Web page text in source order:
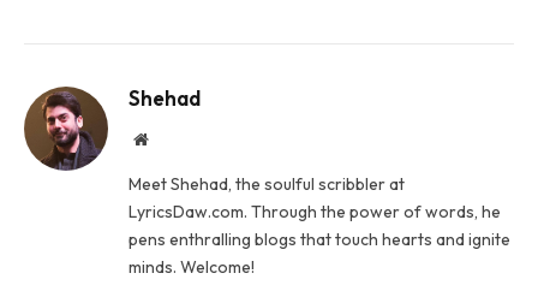
Shehad
Website
Meet Shehad, the soulful scribbler at
LyricsDaw.com. Through the power of words, he
pens enthralling blogs that touch hearts and ignite
minds. Welcome!